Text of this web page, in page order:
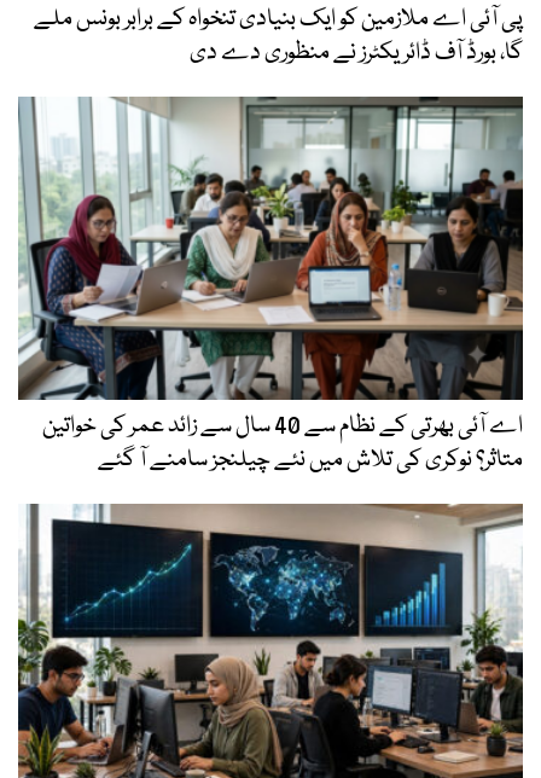
پی آئی اے ملازمین کو ایک بنیادی تنخواہ کے برابر بونس ملے
گا، بورڈ آف ڈائریکٹرز نے منظوری دے دی
اے آئی بھرتی کے نظام سے 40 سال سے زائد عمر کی خواتین
متاثر؟ نوکری کی تلاش میں نئے چیلنجز سامنے آ گئے